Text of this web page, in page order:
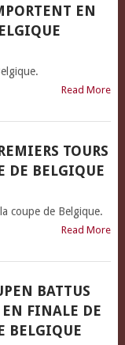
EN
Read More
TOURS
DE BELGIQUE
coupe de Belgique.
Read More
BATTUS
EN FINALE DE
BELGIQUE